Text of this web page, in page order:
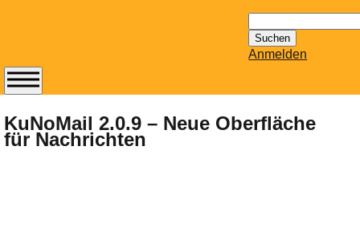
nach:
Anmelden
KuNoMail 2.0.9 – Neue Oberfläche
für Nachrichten
Abonnieren Sie den
14-tägig
erscheinenden